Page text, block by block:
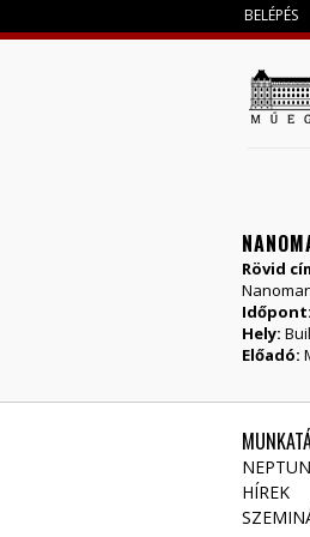
BELÉPÉS
Rövid
Időpont:
Hely:
Előadó:
HÍREK